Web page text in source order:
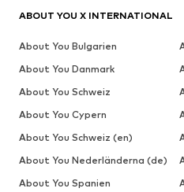
ABOUT YOU X INTERNATIONAL
About You Bulgarien
About You Danmark
About You Schweiz
About You Cypern
About You Schweiz (en)
About You Nederländerna (de)
About You Spanien